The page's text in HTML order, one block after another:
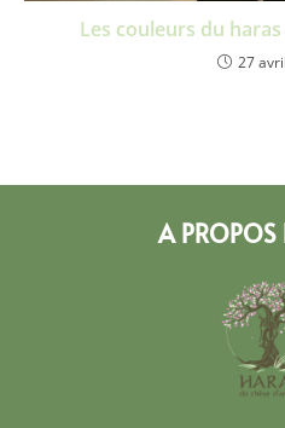
Les couleurs du
27
A PROPOS